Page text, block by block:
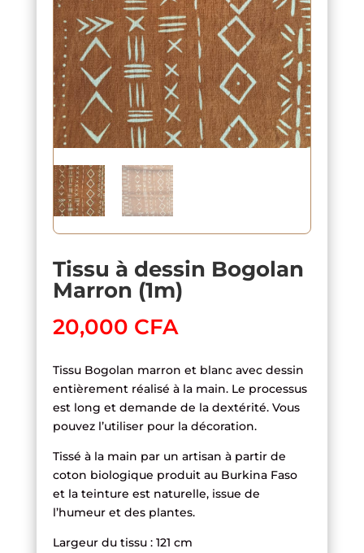
Tissu à dessin Bogolan
Marron (1m)
20,000 CFA
Tissu Bogolan marron et blanc avec dessin
entièrement réalisé à la main. Le processus
est long et demande de la dextérité. Vous
pouvez l’utiliser pour la décoration.
Tissé à la main par un artisan à partir de
coton biologique produit au Burkina Faso
et la teinture est naturelle, issue de
l’humeur et des plantes.
Largeur du tissu : 121 cm